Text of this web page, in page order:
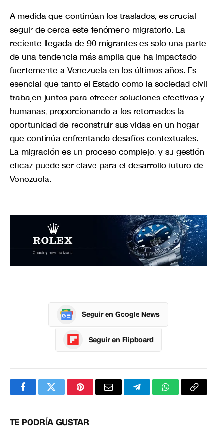
A medida que continúan los traslados, es crucial
seguir de cerca este fenómeno migratorio. La
reciente llegada de 90 migrantes es solo una parte
de una tendencia más amplia que ha impactado
fuertemente a Venezuela en los últimos años. Es
esencial que tanto el Estado como la sociedad civil
trabajen juntos para ofrecer soluciones efectivas y
humanas, proporcionando a los retornados la
oportunidad de reconstruir sus vidas en un hogar
que continúa enfrentando desafíos contextuales.
La migración es un proceso complejo, y su gestión
eficaz puede ser clave para el desarrollo futuro de
Venezuela.
Seguir en Google News
Seguir en Flipboard
FacebookTwitterPinterestCorreoTelegramWhatsApp
TE PODRÍA GUSTAR